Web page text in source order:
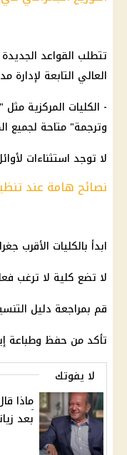
تتطلب القواعد
العالي التابعة لإدارة
- الكليات المركزية مثل
وترجمة" متاحة لجميع
لا توجد استثناءات
نصائح هامة عند
ابدأ بالكليات الأقرب
لا تضع كلية لا ترغب
قم بمراجعة دليل
تأكد من حفظ وطباعة
لا يفوتك
ماذا
بعد